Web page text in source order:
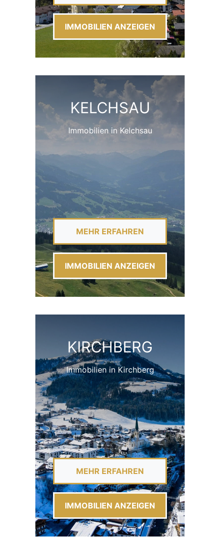
IMMOBILIEN ANZEIGEN
KELCHSAU
Immobilien in Kelchsau
MEHR ERFAHREN
IMMOBILIEN ANZEIGEN
KIRCHBERG
Immobilien in Kirchberg
MEHR ERFAHREN
IMMOBILIEN ANZEIGEN